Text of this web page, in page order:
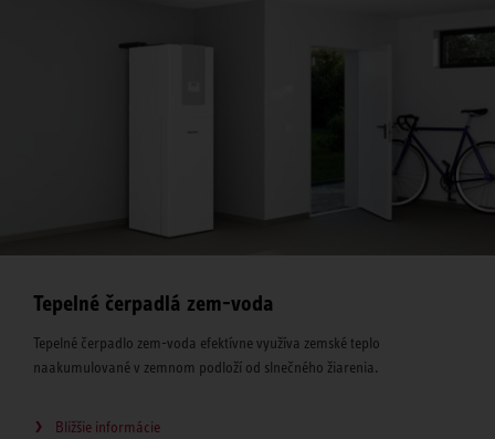
Tepelné čerpadlá zem-voda
Tepelné čerpadlo zem-voda efektívne využíva zemské teplo
naakumulované v zemnom podloží od slnečného žiarenia.
Bližšie informácie